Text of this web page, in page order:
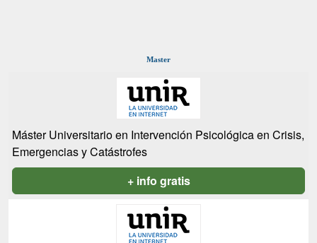
Master
Máster Universitario en Intervención Psicológica en Crisis,
Emergencias y Catástrofes
+ info gratis